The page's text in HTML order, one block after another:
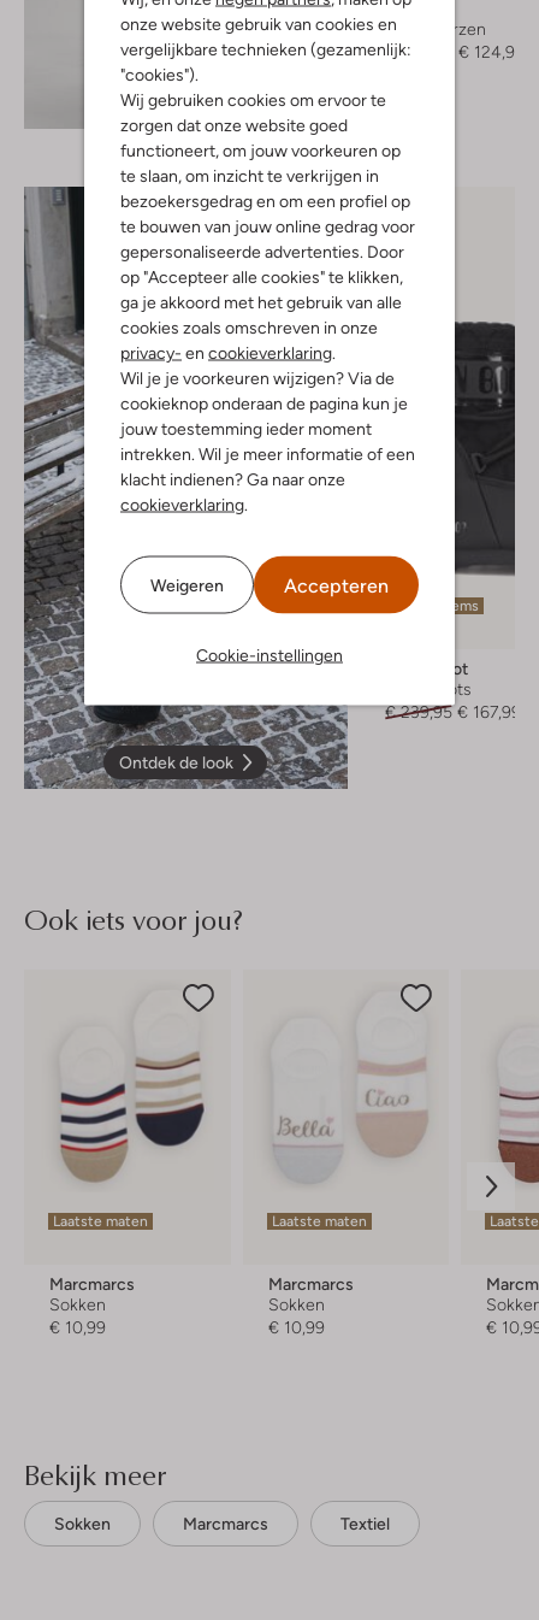
onze website gebruik van cookies en
vergelijkbare technieken (gezamenlijk:
"cookies").
Wij gebruiken cookies om ervoor te
zorgen dat onze website goed
functioneert, om jouw voorkeuren op
te slaan, om inzicht te verkrijgen in
bezoekersgedrag en om een profiel op
te bouwen van jouw online gedrag voor
gepersonaliseerde advertenties. Door
op "Accepteer alle cookies" te klikken,
ga je akkoord met het gebruik van alle
cookies zoals omschreven in onze
privacy- en cookieverklaring.
Wil je je voorkeuren wijzigen? Via de
cookieknop onderaan de pagina kun je
jouw toestemming ieder moment
intrekken. Wil je meer informatie of een
klacht indienen? Ga naar onze
cookieverklaring.
Weigeren Accepteren
Cookie-instellingen
Ontdek de look
Blasz
Hoge laarzen
€ 249,95
€ 124,99
Ontdek de look
Laatste items
Moon Boot
Snowboots
€ 239,95 € 167,99
Ook iets voor jou?
Laatste maten
Marcmarcs
Sokken
€ 10,99
Laatste maten
Marcmarcs
Sokken
€ 10,99
€
Bekijk meer
Sokken Marcmarcs Textiel